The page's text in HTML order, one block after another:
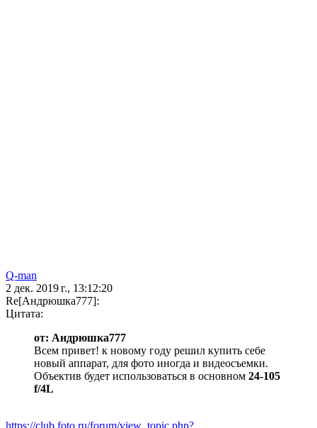
Q-man
2 дек. 2019 г., 13:12:20
Re[Андрюшка777]:
Цитата:
от: Андрюшка777
Всем привет! к новому году решил купить себе
новый аппарат, для фото иногда и видеосъемки.
Объектив будет использоваться в основном 24-105
f/4L